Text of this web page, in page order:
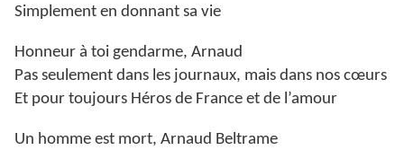
Simplement en donnant sa vie
Honneur à toi gendarme, Arnaud
Pas seulement dans les journaux, mais dans nos cœurs
Et pour toujours Héros de France et de l’amour
Un homme est mort, Arnaud Beltrame